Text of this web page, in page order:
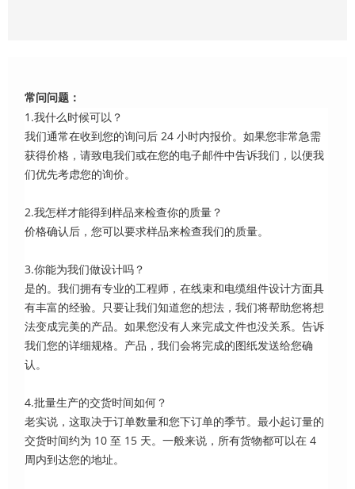
常问问题：
1.我什么时候可以？
我们通常在收到您的询问后 24 小时内报价。如果您非常急需
获得价格，请致电我们或在您的电子邮件中告诉我们，以便我
们优先考虑您的询价。
2.我怎样才能得到样品来检查你的质量？
价格确认后，您可以要求样品来检查我们的质量。
3.你能为我们做设计吗？
是的。我们拥有专业的工程师，在线束和电缆组件设计方面具
有丰富的经验。只要让我们知道您的想法，我们将帮助您将想
法变成完美的产品。如果您没有人来完成文件也没关系。告诉
我们您的详细规格。产品，我们会将完成的图纸发送给您确
认。
4.批量生产的交货时间如何？
老实说，这取决于订单数量和您下订单的季节。最小起订量的
交货时间约为 10 至 15 天。一般来说，所有货物都可以在 4
周内到达您的地址。